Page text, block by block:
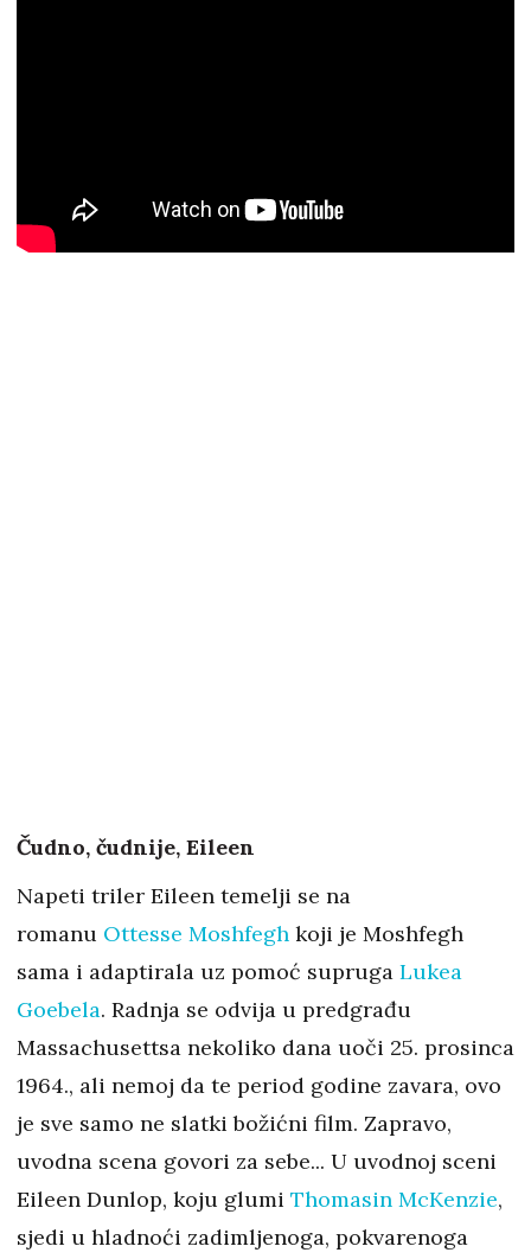
Čudno, čudnije, Eileen
Napeti triler Eileen temelji se na
romanu Ottesse Moshfegh koji je Moshfegh
sama i adaptirala uz pomoć supruga Lukea
Goebela. Radnja se odvija u predgrađu
Massachusettsa nekoliko dana uoči 25. prosinca
1964., ali nemoj da te period godine zavara, ovo
je sve samo ne slatki božićni film. Zapravo,
uvodna scena govori za sebe... U uvodnoj sceni
Eileen Dunlop, koju glumi Thomasin McKenzie,
sjedi u hladnoći zadimljenoga, pokvarenoga